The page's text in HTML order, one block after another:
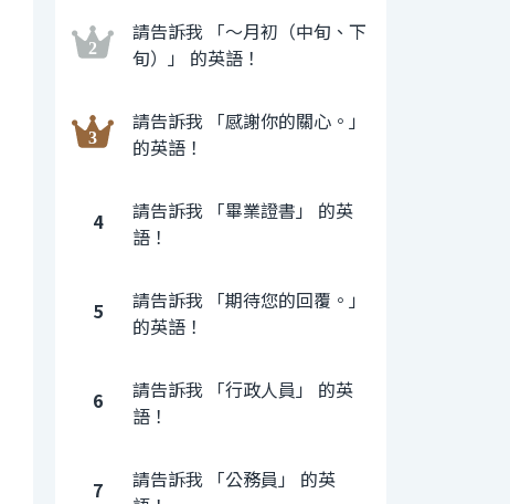
請告訴我 「〜月初（中旬、下
旬）」 的英語！
請告訴我 「感謝你的關心。」
的英語！
4
請告訴我 「畢業證書」 的英
語！
5
請告訴我 「期待您的回覆。」
的英語！
6
請告訴我 「行政人員」 的英
語！
7
請告訴我 「公務員」 的英